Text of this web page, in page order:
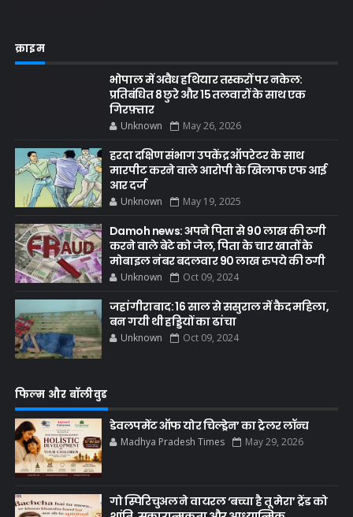
क्राइम
भोपाल में अवैध हथियार तस्करों पर नकेल:
प्रतिबंधित 8 छुरे और 15 तलवारों के साथ एक
गिरफ़्तार
Unknown May 26, 2026
हरदा दक्षिण संभाग उपकेंद्र ऑपरेटर के साथ
मारपीट करने वाले आरोपी के खिलाफ एफ आई
आर दर्ज
Unknown May 19, 2025
Damoh news: अपने पिता से 90 लाख की ठगी
करने वाले बेटे को जेल, पिता के चार खातों के
मोबाइल नंबर बदलवार 90 लाख रुपये की ठगी
Unknown Oct 09, 2024
जहांगीराबाद: 16 साल से ससुराल में कैद महिला,
बन गयी थी हड्डियों का ढांचा
Unknown Oct 09, 2024
फिल्म और बॉलीवुड
डेवलपमेंट ऑफ योर चिल्ड्रेन’ का ट्रेलर लॉन्च
Madhya Pradesh Times May 29, 2026
गो स्पिरिचुअल ने वायरल ‘बच्चा है तू मेरा’ ट्रेंड को